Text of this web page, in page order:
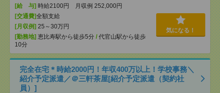
[給 与] 時給2100円 月収例 252,000円
[交通費]全額支給
[月収例] 25～30万円
[勤務地] 恵比寿駅から徒歩5分 / 代官山駅から徒歩
10分
気になる！
完全在宅＊時給2000円！年収400万以上！学校事務＼
紹介予定派遣／＠三軒茶屋[紹介予定派遣（契約社
員）]